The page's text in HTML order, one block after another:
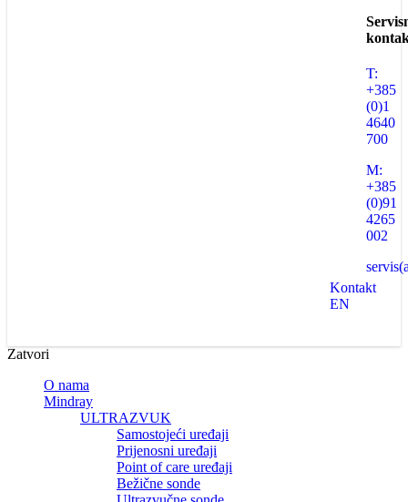
T:
+385
(0)1
4640
700
M:
+385
(0)91
4265
002
Kontakt
EN
Zatvori
O nama
Mindray
ULTRAZVUK
Samostojeći uređaji
Prijenosni uređaji
Point of care uređaji
Bežične sonde